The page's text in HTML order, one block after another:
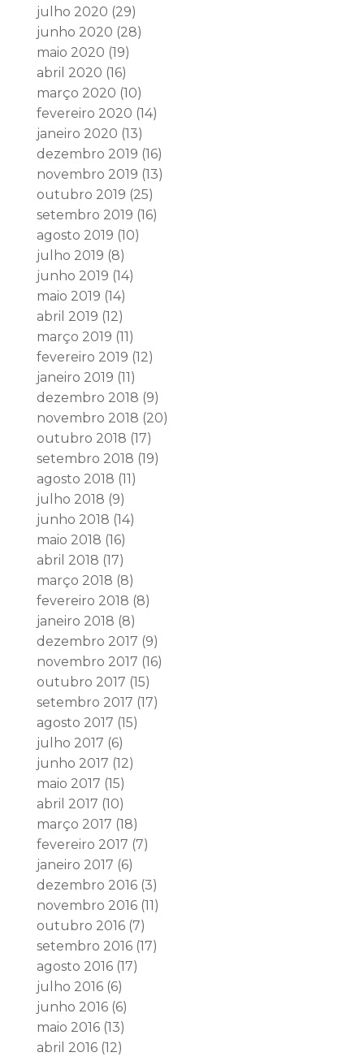
julho 2020 (29)
junho 2020 (28)
maio 2020 (19)
abril 2020 (16)
março 2020 (10)
fevereiro 2020 (14)
janeiro 2020 (13)
dezembro 2019 (16)
novembro 2019 (13)
outubro 2019 (25)
setembro 2019 (16)
agosto 2019 (10)
julho 2019 (8)
junho 2019 (14)
maio 2019 (14)
abril 2019 (12)
março 2019 (11)
fevereiro 2019 (12)
janeiro 2019 (11)
dezembro 2018 (9)
novembro 2018 (20)
outubro 2018 (17)
setembro 2018 (19)
agosto 2018 (11)
julho 2018 (9)
junho 2018 (14)
maio 2018 (16)
abril 2018 (17)
março 2018 (8)
fevereiro 2018 (8)
janeiro 2018 (8)
dezembro 2017 (9)
novembro 2017 (16)
outubro 2017 (15)
setembro 2017 (17)
agosto 2017 (15)
julho 2017 (6)
junho 2017 (12)
maio 2017 (15)
abril 2017 (10)
março 2017 (18)
fevereiro 2017 (7)
janeiro 2017 (6)
dezembro 2016(3)
novembro 2016(11)
outubro 2016(7)
setembro 2016(17)
agosto 2016(17)
julho 2016(6)
junho 2016(6)
maio 2016(13)
abril 2016(12)